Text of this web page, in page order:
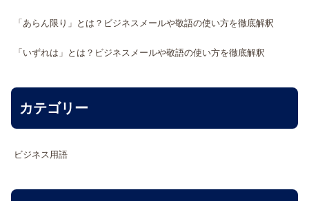
「あらん限り」とは？ビジネスメールや敬語の使い方を徹底解釈
「いずれは」とは？ビジネスメールや敬語の使い方を徹底解釈
カテゴリー
ビジネス用語